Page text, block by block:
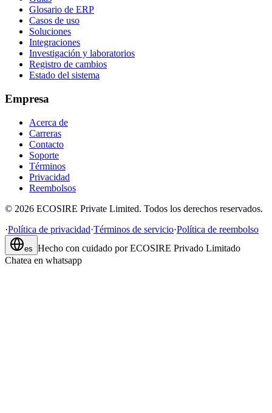
Glosario de ERP
Casos de uso
Soluciones
Integraciones
Investigación y laboratorios
Registro de cambios
Estado del sistema
Empresa
Acerca de
Carreras
Contacto
Soporte
Términos
Privacidad
Reembolsos
© 2026 ECOSIRE Private Limited. Todos los derechos reservados.
·Política de privacidad·Términos de servicio·Política de reembolso
es Hecho con cuidado por ECOSIRE Privado Limitado
Chatea en whatsapp